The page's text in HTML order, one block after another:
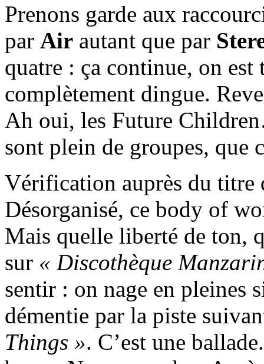
Prenons garde aux
par Air autant que par
quatre : ça continue, on est
complètement dingue.
Ah oui, les Future
sont plein de groupes, que
Vérification auprès du titre
Désorganisé, ce body of
Mais quelle liberté de ton,
sur « Discothèque
sentir : on nage en pleines
démentie par la piste
Things ». C’est une